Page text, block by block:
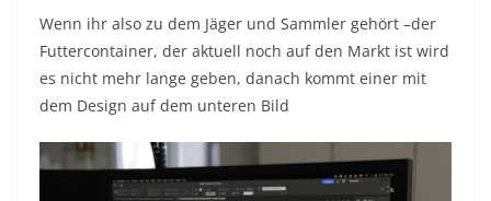
Wenn ihr also zu dem Jäger und Sammler gehört –der
Futtercontainer, der aktuell noch auf den Markt ist wird
es nicht mehr lange geben, danach kommt einer mit
dem Design auf dem unteren Bild